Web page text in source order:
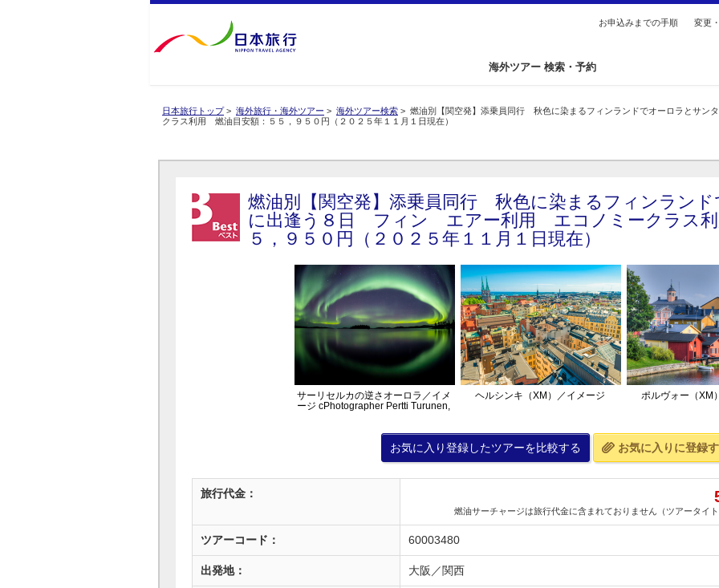
海外ツアー 検索・予約
お申込みまでの手順 変更
日本旅行トップ> 海外旅行・海外ツアー > 海外ツアー検索 > 燃油別【関空発】添乗員同行 秋色に染まるフィンランドでオーロラとサ
クラス利用 燃油目安額：５５，９５０円（２０２５年１１月１日現在）
燃油別【関空発】添乗員同行 秋色に染まるフィンラン
に出逢う８日 フィン エアー利用 エコノミークラス
５，９５０円（２０２５年１１月１日現在）
サーリセルカの逆さオーロラ／イメ
ージ cPhotographer Pertti Turunen,
ヘルシンキ（XM）／イメージ ポルヴォー（XM
お気に入り登録したツアーを比較する お気に入りに登録
旅行代金：
燃油サーチャージは旅行代金に含まれておりません（ツアータイ
ツアーコード： 60003480
出発地： 大阪／関西